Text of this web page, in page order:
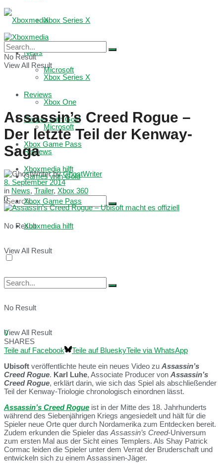
Xbox Series X
Microsoft
Reviews
Games with Gold
Xbox Game Pass
Xboxmedia hilft
No Result
View All Result
News
Xbox Series X
Xbox One
Microsoft
Reviews
Games with Gold
Xbox Game Pass
Xboxmedia hilft
No Result
View All Result
No Result
View All Result
Assassin’s Creed Rogue –
Der letzte Teil der Kenway-
Saga
by GhostWriter
8. September 2014
in News, Trailer, Xbox 360
0
0
SHARES
Teile auf Facebook
Teile auf BlueskyTeile via WhatsApp
Ubisoft veröffentlichte heute ein neues Video zu Assassin’s
Creed Rogue. Karl Luhe, Associate Producer von Assassin’s
Creed Rogue, erklärt darin, wie sich das Spiel als abschließender
Teil der Kenway-Triologie chronologisch einordnen lässt.
Assassin’s Creed Rogue ist in der Mitte des 18. Jahrhunderts
während des Siebenjährigen Kriegs angesiedelt und hält für die
Spieler neue Orte quer durch Nordamerika zum Entdecken bereit.
Zudem erkunden die Spieler das Assassin’s Creed-Universum
zum ersten Mal aus der Sicht eines Templers. Als Shay Patrick
Cormac leiden die Spieler unter dem Verrat der Bruderschaft und
entwickeln sich zu einem Assassinen-Jäger.